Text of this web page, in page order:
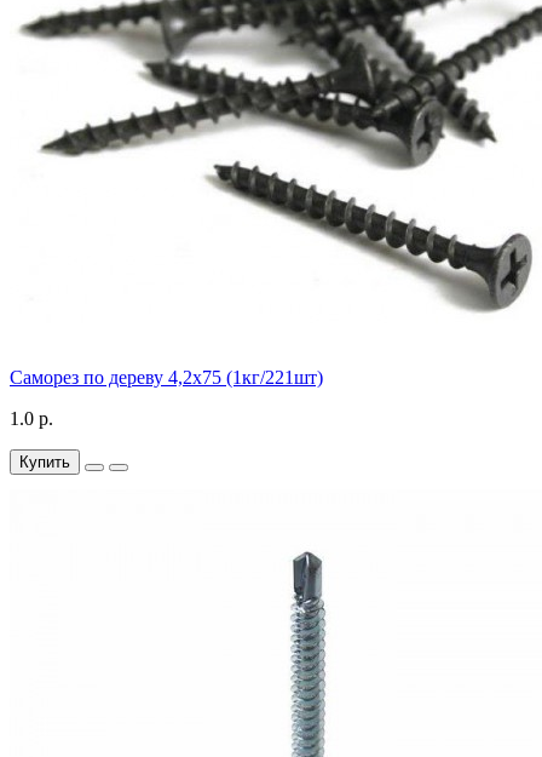
Саморез по дереву 4,2х75 (1кг/221шт)
1.0 р.
Купить